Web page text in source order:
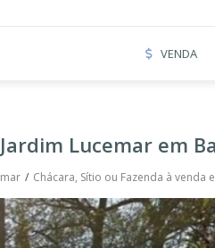
VENDA
Lucemar em
Chácara, Sítio ou Fazenda à venda